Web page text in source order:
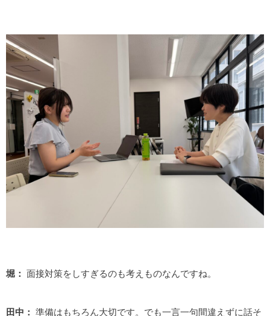
堀： 面接対策をしすぎるのも考えものなんですね。
田中： 準備はもちろん大切です。でも一言一句間違えずに話そ